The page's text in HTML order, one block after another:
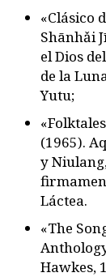
«Clásico
Shānhǎi
el Dios
de la
Yutu;
(1965).
y
Láctea.
«The
Hawkes,